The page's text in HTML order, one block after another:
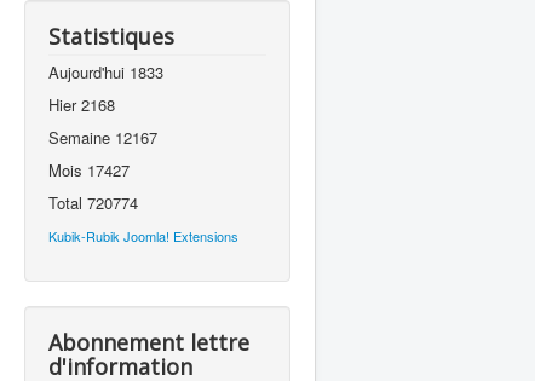
Statistiques
Aujourd'hui 1833
Hier2168
Semaine 12167
Mois 17427
Total 720774
Kubik-Rubik Joomla! Extensions
Abonnement lettre
d'information